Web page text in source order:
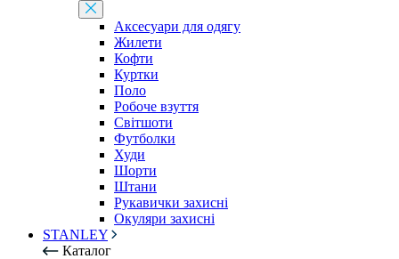
Аксесуари для одягу
Жилети
Кофти
Куртки
Поло
Робоче взуття
Світшоти
Футболки
Худи
Шорти
Штани
Рукавички захисні
Окуляри захисні
STANLEY
Каталог